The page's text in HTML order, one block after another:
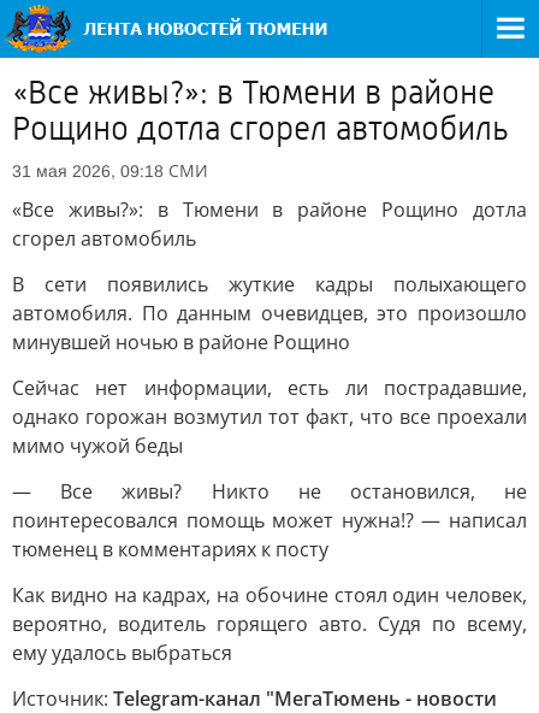
«Все живы?»: в Тюмени в районе
Рощино дотла сгорел автомобиль
31 мая 2026, 09:18 СМИ
«Все живы?»: в Тюмени в районе Рощино дотла
сгорел автомобиль
В сети появились жуткие кадры полыхающего
автомобиля. По данным очевидцев, это произошло
минувшей ночью в районе Рощино
Сейчас нет информации, есть ли пострадавшие,
однако горожан возмутил тот факт, что все проехали
мимо чужой беды
— Все живы? Никто не остановился, не
поинтересовался помощь может нужна!? — написал
тюменец в комментариях к посту
Как видно на кадрах, на обочине стоял один человек,
вероятно, водитель горящего авто. Судя по всему,
ему удалось выбраться
Источник: Telegram-канал "МегаТюмень - новости